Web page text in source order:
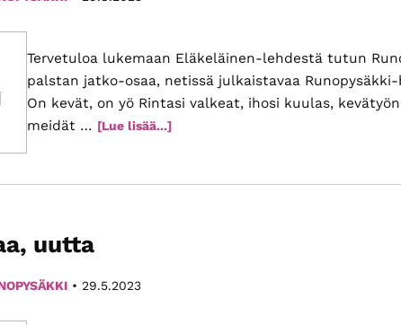
Tervetuloa lukemaan Eläkeläinen-lehdestä tutun
palstan jatko-osaa, netissä julkaistavaa Runopysäkki-
On kevät, on yö Rintasi valkeat, ihosi kuulas,
meidät … [Lue lisää...]tietoaNimimerkit
uutta
• 29.5.2023